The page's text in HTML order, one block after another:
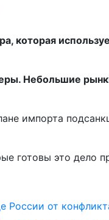
которая
Небольшие
импорта
готовы это дело
России от